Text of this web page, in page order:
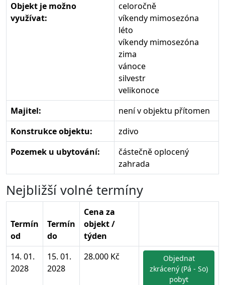
Objekt je možno
využívat:
celoročně
víkendy mimosezóna
léto
víkendy mimosezóna
zima
vánoce
silvestr
velikonoce
Majitel:
není v objektu přítomen
Konstrukce objektu:
zdivo
Pozemek u ubytování:
částečně oplocený
zahrada
Nejbližší volné termíny
Termín
od
Termín
do
Cena za
objekt /
týden
14. 01.
2028
15. 01.
2028
28.000 Kč
Objednat
zkrácený (Pá - So)
pobyt